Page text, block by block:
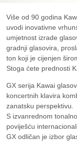
Više od 90 godina
uvodi inovativne
umjetnost izrade
gradnji glasovira,
ton koji je cijenjen
Stoga ćete prednosti
GX serija Kawai
koncertnih klavira
zanatsku perspektivu.
S izvanrednom
poviješću
GX odličan je izbor